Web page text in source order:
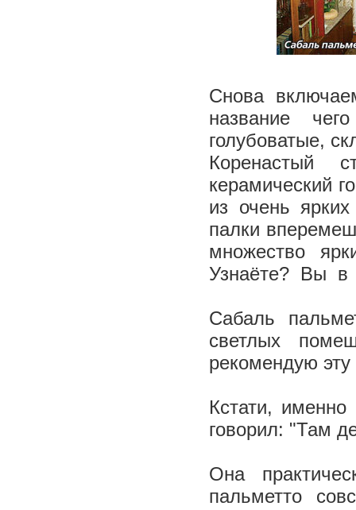
Снова
название
голубоватые,
Коренастый
керамический
из очень
палки
множество
Узнаёте? Вы
Сабаль
светлых
рекомендую
Кстати,
говорил: "Там
Она
пальметто